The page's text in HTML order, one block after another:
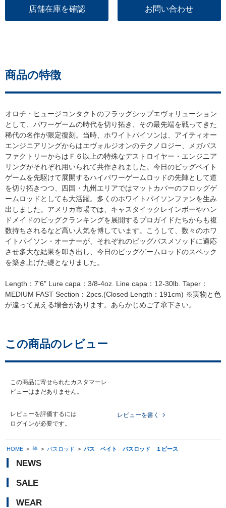
店舗在庫を確認 お問い合わせ
商品の特徴
オロチ・ヒュージコンタクトのフラッグシップエヴォリューション
として、パワーゲームの時代を切り拓き、その最先端を戦ってきた
稀代の名作が限定復刻。当時、ホワイトパイソンは、アイティオー
エンジニアリングからはエヴォルジオンのテクノロジー、メガバス
ファクトリーからはＦ６以上の特殊なデストロイヤー・エンジニア
リングがそれぞれ用いられて共作されました。今日のビッグベイト
ゲームを先駆けて展開するハイパワーゲームロッドの先陣として道
を切り拓きつつ、四国・九州エリアではマットカバーのフロッグゲ
ームロッドとしても大活躍。多くのホワイトパイソンファンを生み
出しました。アメリカ市場では、キャスタイックレインボーやハン
ドメイドのビッグクランキングを展開するプロガイドたちからも複
数持ちされるなど高い人気を博しています。こうして、数々のホワ
イトパイソン・オーナーが、それぞれのビッグバスメソッドに適応
させ多大な結果を叩き出し、今日のビッグゲームロッドのスペック
を築き上げた礎となりました。
Length：7'6" Lure capa：3/8-4oz. Line capa：12-30lb. Taper：
MEDIUM FAST Section：2pcs.(Closed Length：191cm) ※実物と色
が違って見える場合があります。あらかじめご了承下さい。
この商品のレビュー
この商品に寄せられたカスタマーレ
ビューはまだありません。
レビューを評価するには
ログインが必要です。
レビューを書く
HOME > 竿 > バスロッド > バス ベイト バスロッド １ピース
NEWS
SALE
WEAR